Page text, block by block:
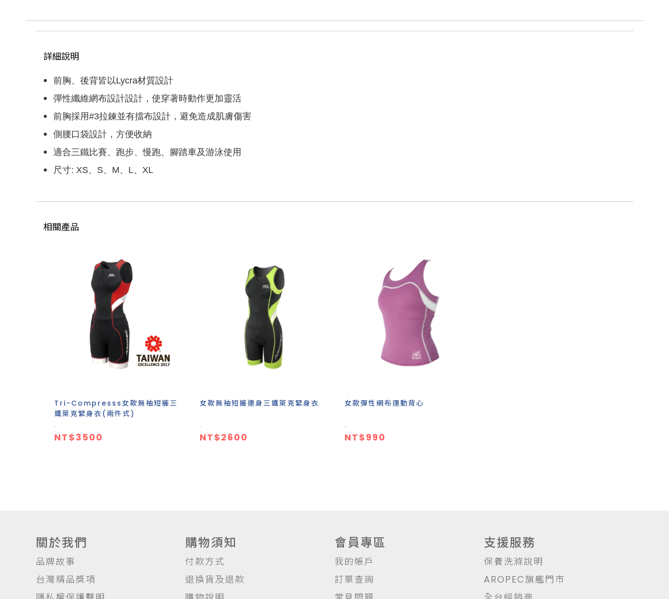
詳細說明
前胸、後背皆以Lycra材質設計
彈性纖維網布設計設計，使穿著時動作更加靈活
前胸採用#3拉鍊並有擋布設計，避免造成肌膚傷害
側腰口袋設計，方便收納
適合三鐵比賽、跑步、慢跑、腳踏車及游泳使用
尺寸: XS、S、M、L、XL
相關產品
Tri-Compresss女款無袖短褲三
鐵萊克緊身衣(兩件式)
NT$3500
女款無袖短褲連身三鐵萊克緊身衣
NT$2600
女款彈性網布運動背心
NT$990
關於我們
品牌故事
台灣精品獎項
購物須知
付款方式
退換貨及退款
會員專區
我的帳戶
訂單查詢
支援服務
保養洗滌說明
AROPEC旗艦門市